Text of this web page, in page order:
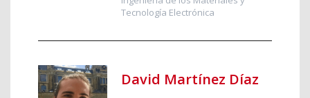
Tecnología Electrónica
David Martínez Díaz